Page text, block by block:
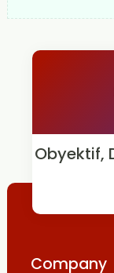
Obyektif,
Company